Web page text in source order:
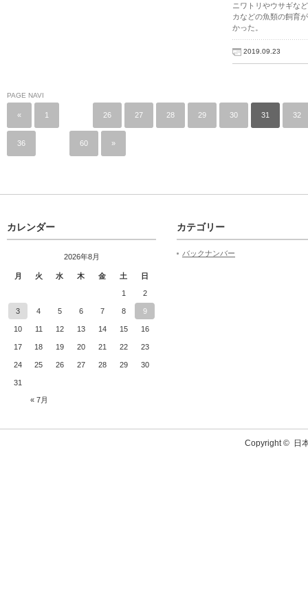
ニワトリやウサギな
カなどの魚類の飼育
かった。
2019.09.23
PAGE NAVI
« 1 26 27 28 29 30 31 32
36 60 »
カレンダー
2026年8月
月 火 水 木 金 土 日
« 7月
1 2
3 4 5 6 7 8 9
10 11 12 13 14 15 16
17 18 19 20 21 22 23
24 25 26 27 28 29 30
31
カテゴリー
バックナンバー
Copyright © 日